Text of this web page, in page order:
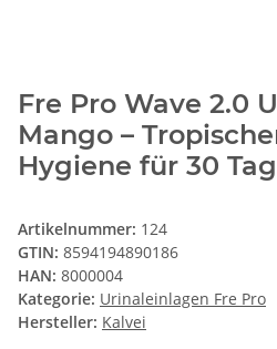
Fre Pro Wave 2.0
Mango –
Hygiene für 30
Artikelnummer: 124
GTIN: 8594194890186
HAN: 8000004
Kategorie: Urinaleinlagen Fre Pro
Hersteller: Kalvei